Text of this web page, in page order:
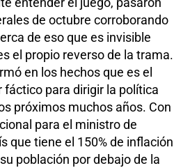
de octubre corroborando
de eso que es invisible
el propio reverso de la trama.
en los hechos que es el
fáctico para dirigir la política
próximos muchos años. Con
para el ministro de
que tiene el 150% de inflación
población por debajo de la